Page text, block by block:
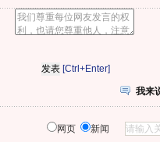
[Ctrl+Enter]
我来
网页 新闻